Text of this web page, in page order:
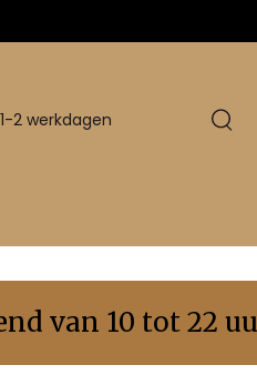
2 werkdagen
van 10 tot 22